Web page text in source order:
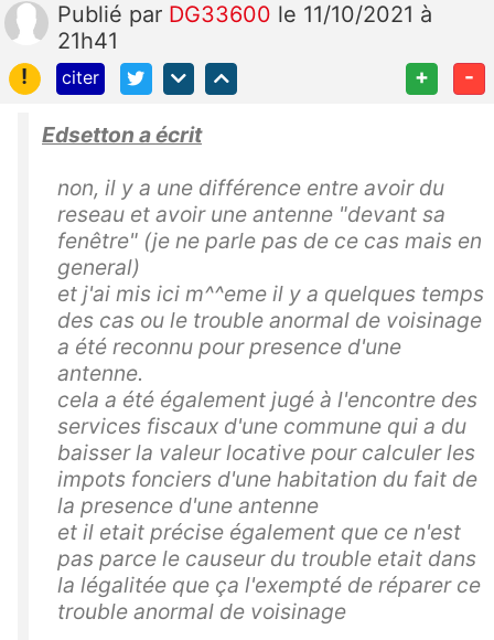
Publié par DG33600 le 11/10/2021 à
21h41
!
citer + -
Edsetton a écrit
non, il y a une différence entre avoir du
reseau et avoir une antenne "devant sa
fenêtre" (je ne parle pas de ce cas mais en
general)
et j'ai mis ici m^^eme il y a quelques temps
des cas ou le trouble anormal de voisinage
a été reconnu pour presence d'une
antenne.
cela a été également jugé à l'encontre des
services fiscaux d'une commune qui a du
baisser la valeur locative pour calculer les
impots fonciers d'une habitation du fait de
la presence d'une antenne
et il etait précise également que ce n'est
pas parce le causeur du trouble etait dans
la légalitée que ça l'exempté de réparer ce
trouble anormal de voisinage